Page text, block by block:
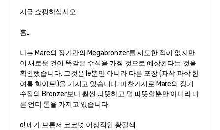
지금 쇼핑하십시오
흠…
나는 Marc의 장기간의 Megabronzer를 시도한 적이 없지만
이 새로운 것이 똑같은 수식을 가질 것으로 예상된다는 것을
확인했습니다. 그것은 le뿐만 아니라 다른 포장 (파삭 파삭 한
여름 화이트!)을 가지고 있습니다. 마찬가지로 Marc의 장기
수집의 Bronzer보다 훨씬 따뜻하고 덜 따뜻할뿐만 아니라 다
른 언더 톤을 가지고 있습니다.
o! 메가 브론저 코코넛 이상적인 황갈색